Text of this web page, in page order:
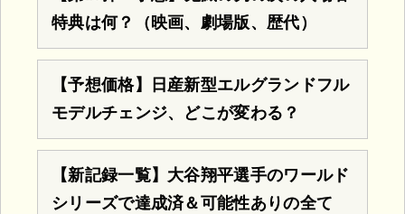
特典は何？（映画、劇場版、歴代）
【予想価格】日産新型エルグランドフル
モデルチェンジ、どこが変わる？
【新記録一覧】大谷翔平選手のワールド
シリーズで達成済＆可能性ありの全て